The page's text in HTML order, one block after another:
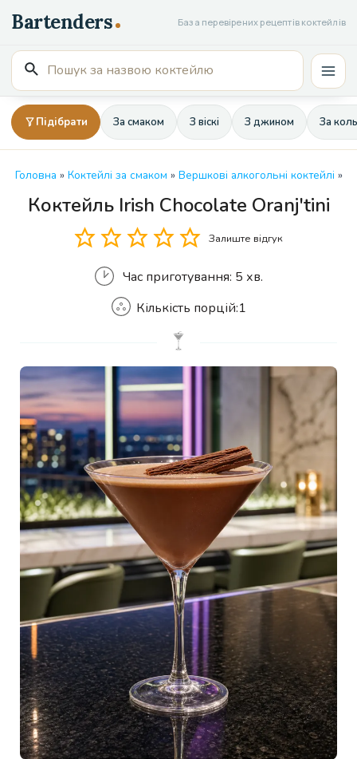
до
вмісту
База перевірених рецептів коктейлів
Пошук
для:
Підібрати За смаком З віскі З джином За
Головна » Коктейлі за смаком » Вершкові алкогольні коктейлі »
Коктейль Irish Chocolate Oranj'tini
Залиште відгук
Час приготування: 5 хв.
Кількість
Кількість порцій:1